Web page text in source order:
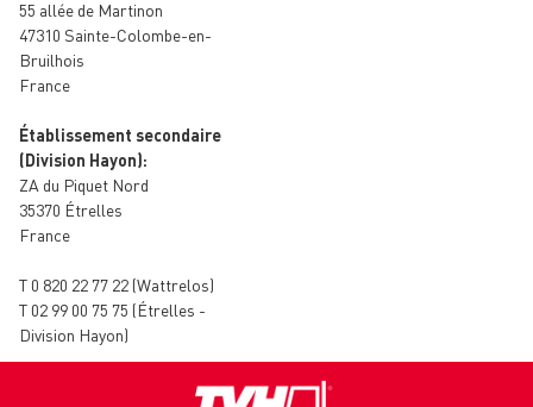
55 allée de Martinon
47310 Sainte-Colombe-en-
Bruilhois
France
Établissement secondaire
(Division Hayon):
ZA du Piquet Nord
35370 Étrelles
France
T 0 820 22 77 22 (Wattrelos)
T 02 99 00 75 75 (Étrelles -
Division Hayon)